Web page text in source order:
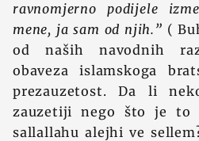
ravnomjerno podijele
mene, ja sam od njih.” (
od naših navodnih
obaveza islamskoga
prezauzetost. Da li
zauzetiji nego što je to
sallallahu alejhi ve